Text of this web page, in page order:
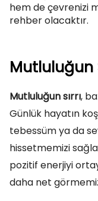
Mutluluğun
Mutluluğun sırrı,
Günlük hayatın
tebessüm ya da
hissetmemizi
pozitif enerjiyi
daha net